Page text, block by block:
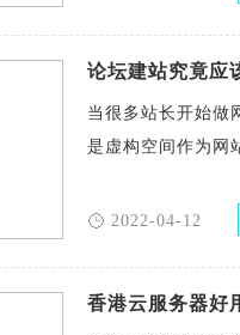
论坛建站究竟应
当很多站长开始做
是虚构空间作为网
2022-04-12
香港云服务器好